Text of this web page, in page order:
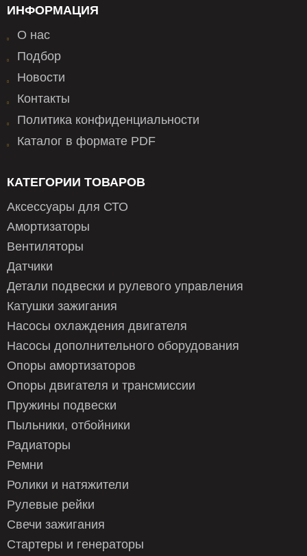
КАТЕГОРИИ ТОВАРОВ
Аксессуары для СТО
Амортизаторы
Вентиляторы
Датчики
Детали подвески и рулевого управления
Катушки зажигания
Насосы охлаждения двигателя
Насосы дополнительного оборудования
Опоры амортизаторов
Опоры двигателя и трансмиссии
Пружины подвески
Пыльники, отбойники
Радиаторы
Ремни
Ролики и натяжители
Рулевые рейки
Свечи зажигания
Стартеры и генераторы
ИНФОРМАЦИЯ
О нас
Подбор
Новости
Контакты
Политика конфиденциальности
Каталог в формате PDF